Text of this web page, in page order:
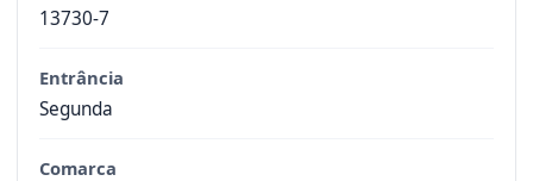
13730-7
Entrância
Segunda
Comarca